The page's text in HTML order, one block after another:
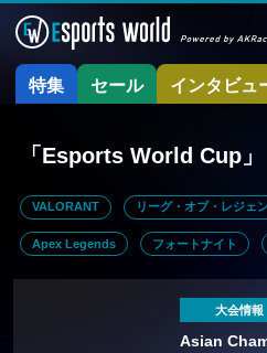
特集 セール インタビュ
「Esports World Cup」
VALORANT リーグ・オブ・レジェ
Apex Legends フォートナイト
大会情報
Asian